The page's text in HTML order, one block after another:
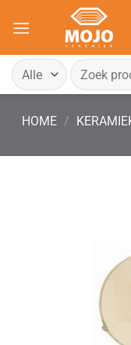
naar
Zoeken
naar:
HOME /